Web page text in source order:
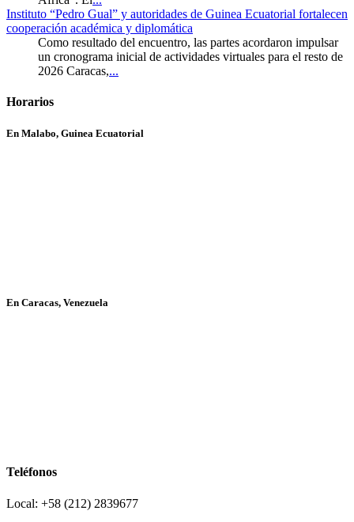
Instituto “Pedro Gual” y autoridades de Guinea Ecuatorial fortalecen
cooperación académica y diplomática
Como resultado del encuentro, las partes acordaron impulsar
un cronograma inicial de actividades virtuales para el resto de
2026 Caracas,...
Horarios
En Malabo, Guinea Ecuatorial
En Caracas, Venezuela
Teléfonos
Local: +58 (212) 2839677